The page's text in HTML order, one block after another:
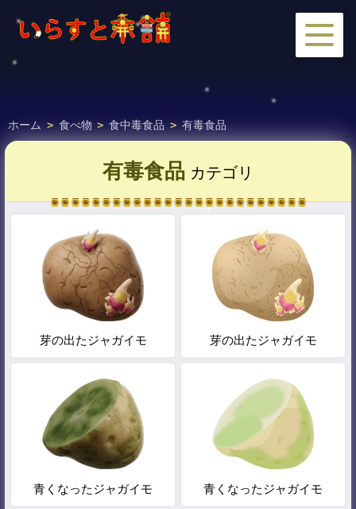
ホーム > 食べ物 > 食中毒食品 > 有毒食品
有毒食品 カテゴリ
芽の出たジャガイモ 芽の出たジャガイモ
青くなったジャガイモ 青くなったジャガイモ